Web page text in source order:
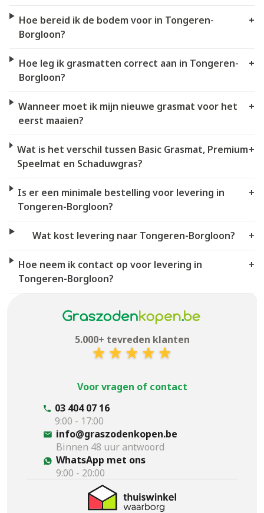
Hoe bereid ik de bodem voor in Tongeren-
Borgloon?
+
Hoe leg ik grasmatten correct aan in Tongeren-
Borgloon?
+
Wanneer moet ik mijn nieuwe grasmat voor het
eerst maaien?
+
Wat is het verschil tussen Basic Grasmat, Premium
Speelmat en Schaduwgras?
+
Is er een minimale bestelling voor levering in
Tongeren-Borgloon?
+
Wat kost levering naar Tongeren-Borgloon? +
Hoe neem ik contact op voor levering in
Tongeren-Borgloon?
+
5.000+ tevreden klanten
Voor vragen of contact
03 404 07 16
9:00 - 17:00
info@graszodenkopen.be
Binnen 48 uur antwoord
WhatsApp met ons
9:00 - 20:00